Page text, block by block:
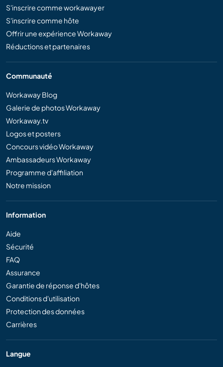
S'inscrire comme workawayer
S'inscrire comme hôte
Offrir une expérience Workaway
Réductions et partenaires
Communauté
Workaway Blog
Galerie de photos Workaway
Workaway.tv
Logos et posters
Concours vidéo Workaway
Ambassadeurs Workaway
Programme d'affiliation
Notre mission
Information
Aide
Sécurité
FAQ
Assurance
Garantie de réponse d'hôtes
Conditions d'utilisation
Protection des données
Carrières
Langue